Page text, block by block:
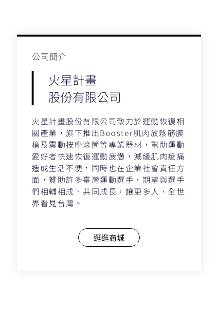
公司簡介​
火星計畫
股份有限公司
火星計畫股份有限公司致力於運動恢復相
關產業，旗下推出Booster肌肉放鬆筋膜
槍及震動按摩滾筒等專業器材，幫助運動
愛好者快速恢復運動疲憊，減緩肌肉痠痛
造成生活不便，同時也在企業社會責任方
面，贊助許多臺灣運動選手，期望與選手
們相輔相成、共同成長，讓更多人、全世
界看見台灣。
逛逛商城